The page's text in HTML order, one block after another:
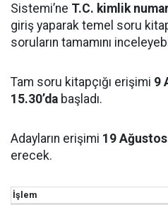
Sistemi’ne T.C. kimlik
giriş yaparak temel soru
soruların tamamını
Tam soru kitapçığı erişimi 9
15.30’da başladı.
Adayların erişimi 19 Ağustos
erecek.
İşlem